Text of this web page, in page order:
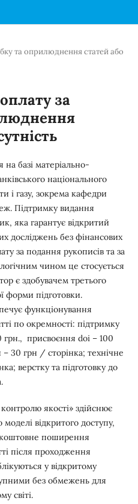
та оприлюднення статей або
за
базі матеріально-
національного
і газу, зокрема кафедри
Підтримку видання
яка гарантує відкритий
досліджень без фінансових
за подання рукописів та за
чином це стосується
є здобувачем третього
форми підготовки.
функціонування
по окремності: підтримку
грн., присвоєння doi – 100
– 30 грн / сторінка; технічне
верстку та підготовку до
якості» здійснює
моделі відкритого доступу,
поширення
після проходження
у відкритому
без обмежень для
світі.